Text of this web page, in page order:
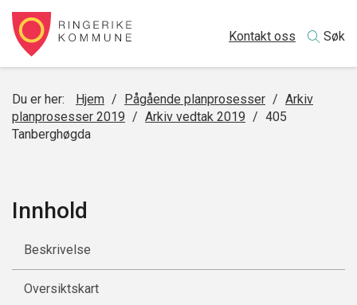
Kontakt oss Søk
Du er her: Hjem / Pågående planprosesser / Arkiv
planprosesser 2019 / Arkiv vedtak 2019 / 405
Tanberghøgda
Innhold
Beskrivelse
Oversiktskart